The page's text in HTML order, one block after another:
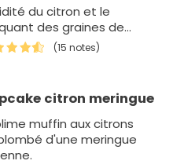
du citron et le
des graines de
(15 notes)
citron meringue
muffin aux citrons
d'une meringue